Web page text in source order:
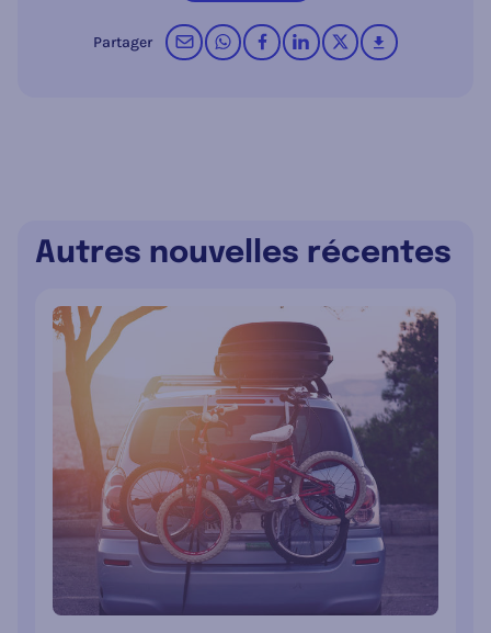
Partager par courrier électronique
sur WhatsApp
sur Facebook
sur LinkedIn
op X (Twitter)
télécharger
Autres nouvelles récentes